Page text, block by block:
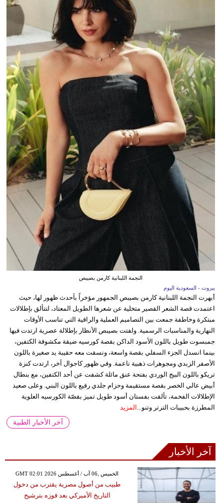
النجمة اللبنانية كارمن بصيبص
بيروت - السعودية اليوم
أبهرت النجمة اللبنانية كارمن بصيبص الجمهور مؤخراً بأحدث ظهور لها، حيث
اعتمدت قصة الشعر القصير متخلية عن شعرها الطويل المعتاد، لتتألق بإطلالات
مبتكرة وخاطفة جمعت بين التصاميم العملية والراقية التي تناسب الأوقات
النهارية والمناسبات الرسمية. ولفتت بصيبص الأنظار بإطلالة عصرية ارتدت فيها
جمبسوت طويل باللون الأسود الداكن بقصة كورسيه ضيقة مكشوفة الكتفين،
بينما انسدل الجزء السفلي بقصة واسعة، ونسقت معه حقيبة يد صغيرة باللون
الأصفر الزبدي ومجوهرات ذهبية ناعمة. وفي ظهور كاجوال آخر، ارتدت كنزة
تريكو باللون البيج الوردي بفتحة عنق مائلة كشفت عن أحد الكتفين، مع بنطال
أبيض عالي الخصر بقصة مستقيمة وحزام جلدي رفيع باللون البني. وعلى صعيد
الإطلالات الفخمة، تألقت بفستان أسود طويل تميز بقصّة الكورسيه العلوية
المطرزة بحبيبات الترتر وتنو... المزيد
آخر الأخبار الطبية
آخر الأخبار
GMT 02:01 2026 الخميس ,06 آب / أغسطس
طبيب من أصول مصرية يقترب من دخول
التاريخ الأميركي بعد فوزه بترشيح